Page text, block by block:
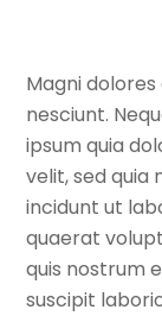
Magni
nesciunt.
ipsum quia
velit, sed quia
incidunt ut
quaerat
quis nostrum
suscipit